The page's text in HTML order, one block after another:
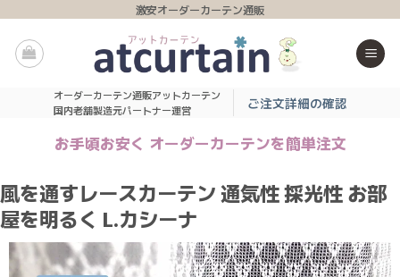
content
激安オーダーカーテン通販
オーダーカーテン通販アットカーテン
国内老舗製造元パートナー運営
ご注文詳細の確認
お手頃お安く オーダーカーテンを簡単注文
風を通すレースカーテン 通気性 採光性 お部
屋を明るく L.カシーナ